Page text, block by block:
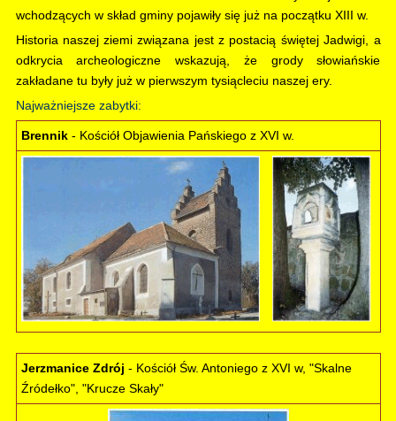
wchodzących w skład gminy pojawiły się już na początku XIII w.
Historia naszej ziemi związana jest z postacią świętej Jadwigi, a
odkrycia archeologiczne wskazują, że grody słowiańskie
zakładane tu były już w pierwszym tysiącleciu naszej ery.
Najważniejsze zabytki:
Brennik- Kościół Objawienia Pańskiego z XVI w.
Jerzmanice Zdrój - Kościół Św. Antoniego z XVI w, "Skalne
Źródełko", "Krucze Skały"